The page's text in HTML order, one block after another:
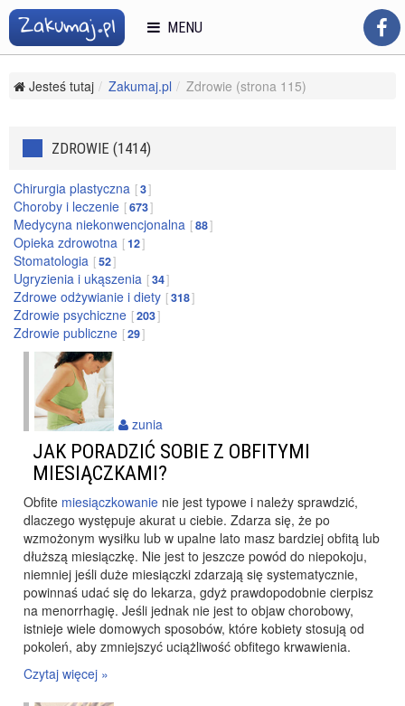
Jesteś tutaj Zakumaj.pl Zdrowie (strona 115)
ZDROWIE (1414)
Chirurgia plastyczna 3
Choroby i leczenie 673
Medycyna niekonwencjonalna 88
Opieka zdrowotna 12
Stomatologia 52
Ugryzienia i ukąszenia 34
Zdrowe odżywianie i diety 318
Zdrowie psychiczne 203
Zdrowie publiczne 29
JAK PORADZIĆ SOBIE Z OBFITYMI
MIESIĄCZKAMI?
Obfite miesiączkowanie nie jest typowe i należy sprawdzić,
dlaczego występuje akurat u ciebie. Zdarza się, że po
wzmożonym wysiłku lub w upalne lato masz bardziej obfitą lub
dłuższą miesiączkę. Nie jest to jeszcze powód do niepokoju,
niemniej jeśli duże miesiączki zdarzają się systematycznie,
powinnaś udać się do lekarza, gdyż prawdopodobnie cierpisz
na menorrhagię. Jeśli jednak nie jest to objaw chorobowy,
istnieje wiele domowych sposobów, które kobiety stosują od
pokoleń, aby zmniejszyć uciążliwość obfitego krwawienia.
Czytaj więcej »
zunia
MENU